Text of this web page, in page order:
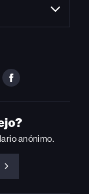
FOLLOW
ON
FACEBOOK
anónimo.